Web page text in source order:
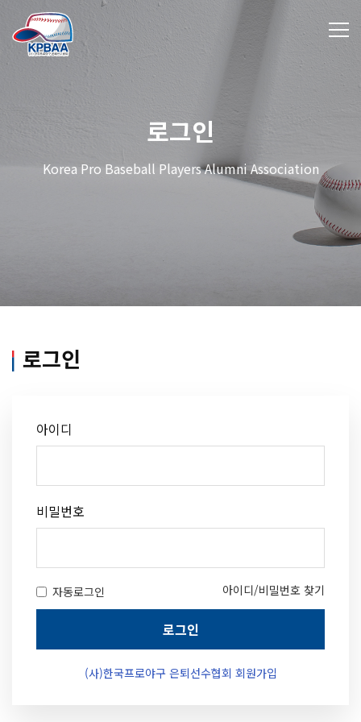
로그인
Korea Pro Baseball Players Alumni Association
로그인
아이디
비밀번호
자동로그인 아이디/비밀번호 찾기
로그인
(사)한국프로야구 은퇴선수협회 회원가입